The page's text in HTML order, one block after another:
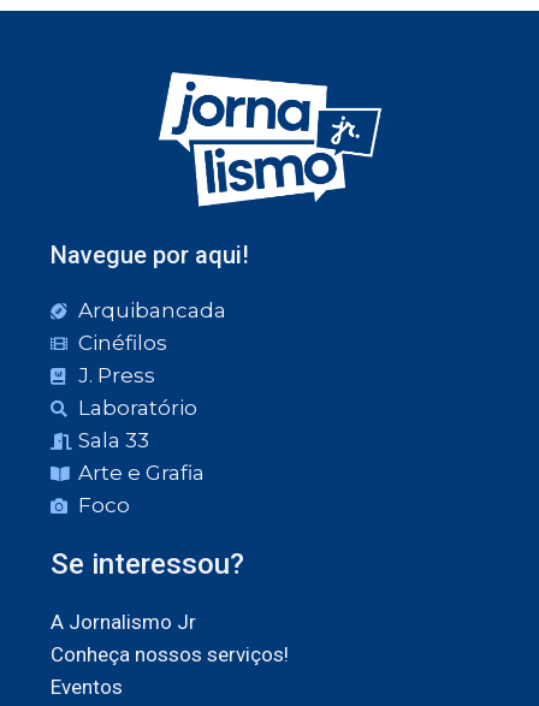
Navegue por aqui!
Arquibancada
Cinéfilos
J. Press
Laboratório
Sala 33
Arte e Grafia
Foco
Se interessou?
A Jornalismo Jr
Conheça nossos serviços!
Eventos